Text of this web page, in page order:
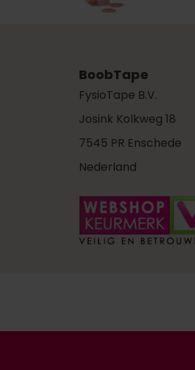
BoobTape
FysioTape B.V.
Josink Kolkweg 18
7545 PR Enschede
Nederland